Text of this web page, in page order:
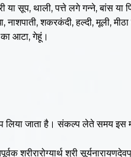
या सूप, थाली, पत्ते लगे गन्ने, बांस
नाशपाती, शकरकंदी, हल्दी, मूली,
का आटा, गेहूं।
लिया जाता है। संकल्प लेते समय इस
शरीरारोग्यार्थ श्री